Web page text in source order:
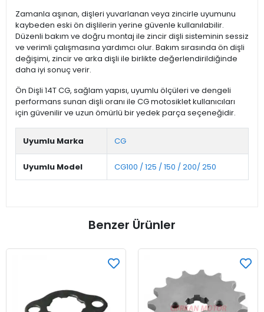
Zamanla aşınan, dişleri yuvarlanan veya zincirle uyumunu
kaybeden eski ön dişlilerin yerine güvenle kullanılabilir.
Düzenli bakım ve doğru montaj ile zincir dişli sisteminin sessiz
ve verimli çalışmasına yardımcı olur. Bakım sırasında ön dişli
değişimi, zincir ve arka dişli ile birlikte değerlendirildiğinde
daha iyi sonuç verir.
Ön Dişli 14T CG, sağlam yapısı, uyumlu ölçüleri ve dengeli
performans sunan dişli oranı ile CG motosiklet kullanıcıları
için güvenilir ve uzun ömürlü bir yedek parça seçeneğidir.
Uyumlu Marka CG
Uyumlu Model CG100 / 125 / 150 / 200/ 250
Benzer Ürünler